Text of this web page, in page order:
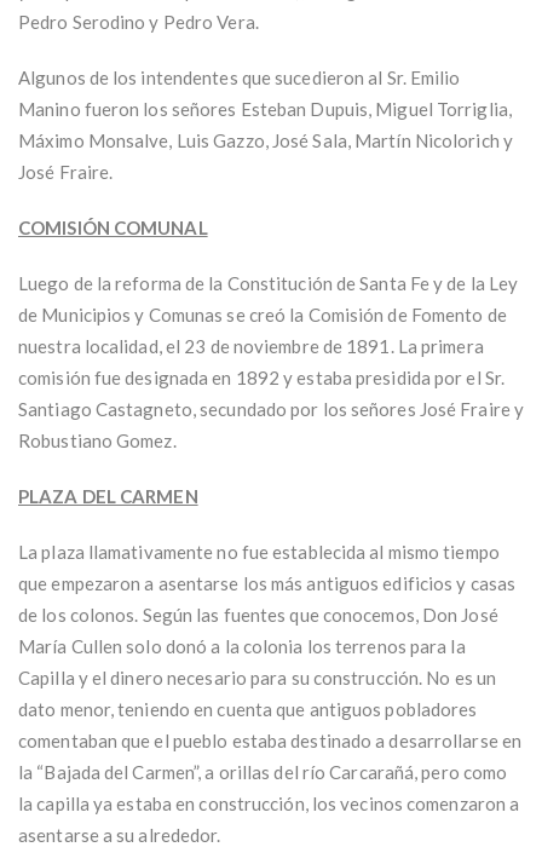
Pedro Serodino y Pedro Vera.
Algunos de los intendentes que sucedieron al Sr. Emilio
Manino fueron los señores Esteban Dupuis, Miguel Torriglia,
Máximo Monsalve, Luis Gazzo, José Sala, Martín Nicolorich y
José Fraire.
COMISIÓN COMUNAL
Luego de la reforma de la Constitución de Santa Fe y de la Ley
de Municipios y Comunas se creó la Comisión de Fomento de
nuestra localidad, el 23 de noviembre de 1891. La primera
comisión fue designada en 1892 y estaba presidida por el Sr.
Santiago Castagneto, secundado por los señores José Fraire y
Robustiano Gomez.
PLAZA DEL CARMEN
La plaza llamativamente no fue establecida al mismo tiempo
que empezaron a asentarse los más antiguos edificios y casas
de los colonos. Según las fuentes que conocemos, Don José
María Cullen solo donó a la colonia los terrenos para la
Capilla y el dinero necesario para su construcción. No es un
dato menor, teniendo en cuenta que antiguos pobladores
comentaban que el pueblo estaba destinado a desarrollarse en
la “Bajada del Carmen”, a orillas del río Carcarañá, pero como
la capilla ya estaba en construcción, los vecinos comenzaron a
asentarse a su alrededor.